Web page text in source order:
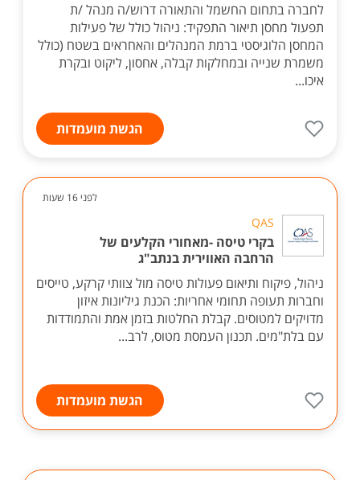
לחברה בתחום החשמל והתאורה דרוש/ה מנהל /ת
תפעול מחסן תיאור התפקיד: ניהול כולל של פעילות
המחסן הלוגיסטי ברמת המנהלים והאחראים בשטח (כולל
משמרת שנייה ובמחלקות קבלה, אחסון, ליקוט ובקרת
איכו...
הגשת מועמדות
לפני 16 שעות
QAS
בקרי טיסה -מאחורי הקלעים של
הרחבה האווירית בנתב"ג
ניהול, פיקוח ותיאום פעולות טיסה מול צוותי קרקע, טייסים
וחברות תעופה תחומי אחריות: הכנת גיליונות איזון
מדויקים למטוסים. קבלת החלטות בזמן אמת והתמודדות
עם בלת"מים. תכנון העמסת מטוס, לרב...
הגשת מועמדות